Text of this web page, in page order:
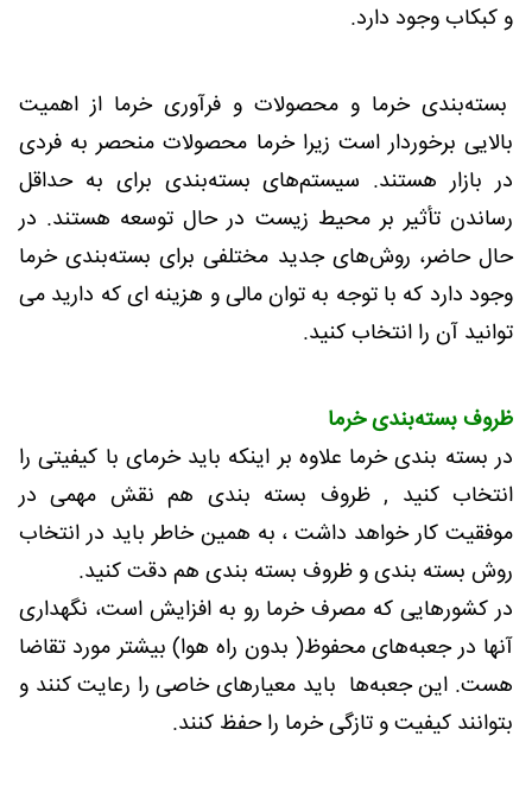
و کبکاب وجود دارد.
بسته‌بندی خرما و محصولات و فرآوری خرما از اهمیت
بالایی برخوردار است زیرا خرما محصولات منحصر به فردی
در بازار هستند. سیستم‌های بسته‌بندی برای به حداقل
رساندن تأثیر بر محیط زیست در حال توسعه هستند. در
حال حاضر، روش‌های جدید مختلفی برای بسته‌بندی خرما
وجود دارد که با توجه به توان مالی و هزینه ای که دارید می
توانید آن را انتخاب کنید.
ظروف بسته‌بندی خرما
در بسته بندی خرما علاوه بر اینکه باید خرمای با کیفیتی را
انتخاب کنید , ظروف بسته بندی هم نقش مهمی در
موفقیت کار خواهد داشت ، به همین خاطر باید در انتخاب
روش بسته بندی و ظروف بسته بندی هم دقت کنید.
در کشورهایی که مصرف خرما رو به افزایش است، نگهداری
آنها در جعبه‌های محفوظ( بدون راه هوا) بیشتر مورد تقاضا
هست. این جعبه‌ها باید معیارهای خاصی را رعایت کنند و
بتوانند کیفیت و تازگی خرما را حفظ کنند.